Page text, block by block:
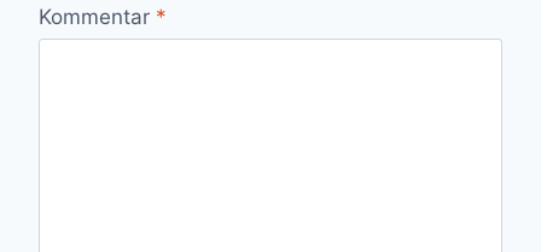
Kommentar *